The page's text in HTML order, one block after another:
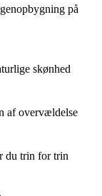
på
skønhed
af overvældelse
du trin for trin